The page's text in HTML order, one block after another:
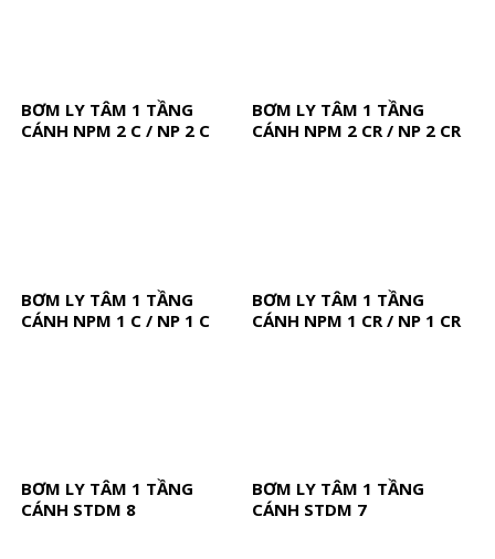
BƠM LY TÂM 1 TẦNG
CÁNH NPM 2 C / NP 2 C
BƠM LY TÂM 1 TẦNG
CÁNH NPM 2 CR / NP 2 CR
BƠM LY TÂM 1 TẦNG
CÁNH NPM 1 C / NP 1 C
BƠM LY TÂM 1 TẦNG
CÁNH NPM 1 CR / NP 1 CR
BƠM LY TÂM 1 TẦNG
CÁNH STDM 8
BƠM LY TÂM 1 TẦNG
CÁNH STDM 7